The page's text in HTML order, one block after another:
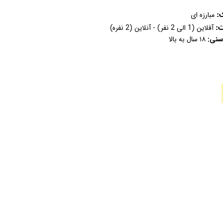
مبارزه ای
آفلاین (1 الی 2 نفر) - آنلاین (2 نفره)
۱۸ سال به بالا